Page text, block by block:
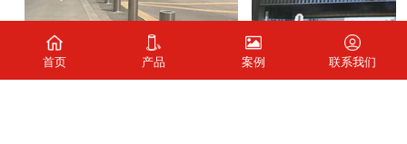
首页 产品 案例 联系我们